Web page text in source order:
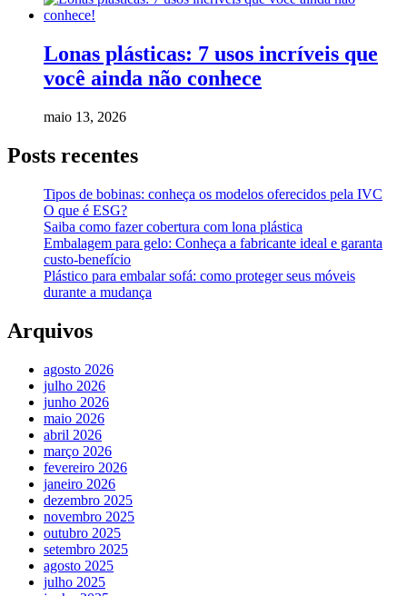
Lonas plásticas: 7 usos incríveis que
você ainda não conhece
maio 13, 2026
Posts recentes
Tipos de bobinas: conheça os modelos oferecidos pela IVC
O que é ESG?
Saiba como fazer cobertura com lona plástica
Embalagem para gelo: Conheça a fabricante ideal e garanta
custo-benefício
Plástico para embalar sofá: como proteger seus móveis
durante a mudança
Arquivos
agosto 2026
julho 2026
junho 2026
maio 2026
abril 2026
março 2026
fevereiro 2026
janeiro 2026
dezembro 2025
novembro 2025
outubro 2025
setembro 2025
agosto 2025
julho 2025